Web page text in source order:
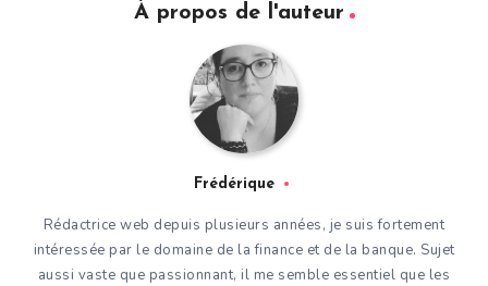
À propos de l'auteur
Frédérique
Rédactrice web depuis plusieurs années, je suis fortement
intéressée par le domaine de la finance et de la banque. Sujet
aussi vaste que passionnant, il me semble essentiel que les